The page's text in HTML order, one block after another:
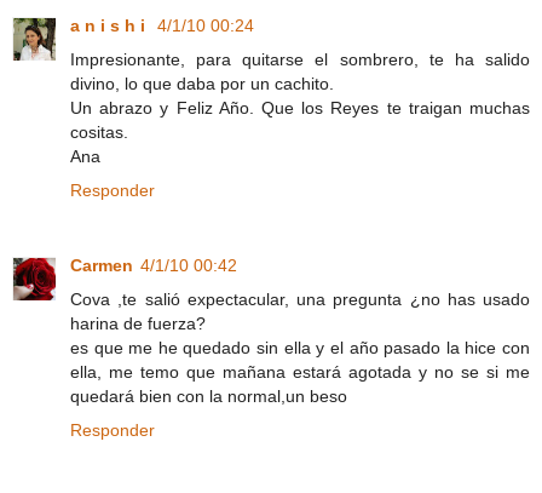
a n i s h i
4/1/10 00:24
Impresionante, para quitarse el sombrero, te ha salido
divino, lo que daba por un cachito.
Un abrazo y Feliz Año. Que los Reyes te traigan muchas
cositas.
Ana
Responder
Carmen 4/1/10 00:42
Cova ,te salió expectacular, una pregunta ¿no has usado
harina de fuerza?
es que me he quedado sin ella y el año pasado la hice con
ella, me temo que mañana estará agotada y no se si me
quedará bien con la normal,un beso
Responder